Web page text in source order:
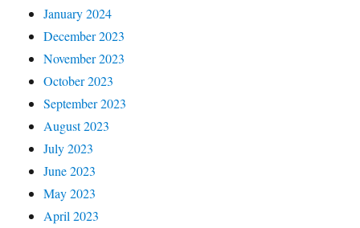
January 2024
December 2023
November 2023
October 2023
September 2023
August 2023
July 2023
June 2023
May 2023
April 2023